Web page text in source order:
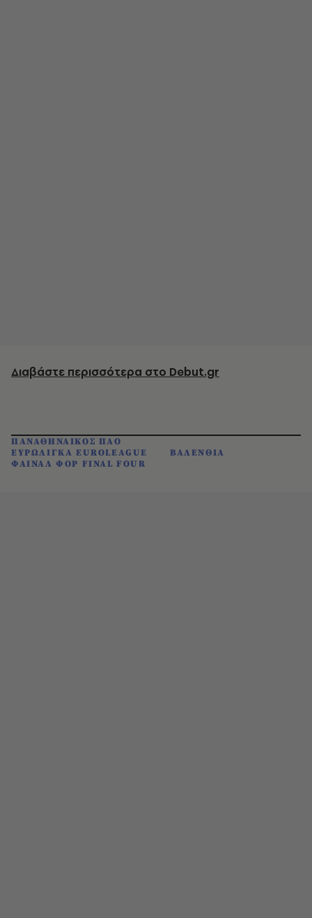
Διαβάστε περισσότερα στο Debut.gr
ΠΑΝΑΘΗΝΑΙΚΟΣ ΠΑΟ
ΕΥΡΩΛΙΓΚΑ EUROLEAGUE
ΒΑΛΕΝΘΙΑ
ΦΑΙΝΑΛ ΦΟΡ FINAL FOUR